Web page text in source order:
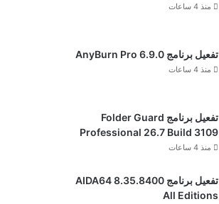
منذ 4 ساعات
تفعيل برنامج AnyBurn Pro 6.9.0
منذ 4 ساعات
تفعيل برنامج Folder Guard
Professional 26.7 Build 3109
منذ 4 ساعات
تفعيل برنامج AIDA64 8.35.8400
All Editions